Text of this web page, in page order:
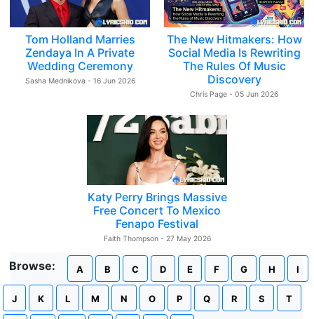
Tom Holland Marries
Zendaya In A Private
Wedding Ceremony
Sasha Mednikova - 16 Jun 2026
The New Hitmakers: How
Social Media Is Rewriting
The Rules Of Music
Discovery
Chris Page - 05 Jun 2026
Katy Perry Brings Massive
Free Concert To Mexico
Fenapo Festival
Faith Thompson - 27 May 2026
Browse: A B C D E F G H I
J K L M N O P Q R S T